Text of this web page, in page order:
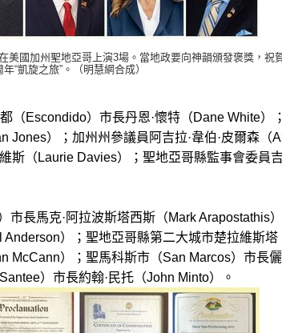
美國加州聖地亞哥上演3場。當地政要向神韻頒發褒獎，祝
“凱旋之旅”。（明慧網合成）
（Escondido）市長丹恩·懷特（Dane White）
Jones）；加州州參議員阿吉拉·韋伯·皮爾森（
斯（Laurie Davies）；聖地亞哥縣監事會委員
市長馬克·阿拉波斯塔西斯（Mark Arapostathis
Anderson）；聖地亞哥縣第二大城市楚拉維斯塔
McCann）；聖馬科斯市（San Marcos）市長儷
）市長約翰·民托（John Minto）。